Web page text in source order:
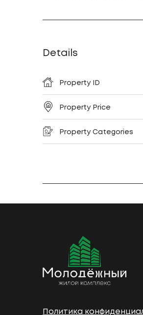
Details
Property ID
Property Price
Property Categories
Политика